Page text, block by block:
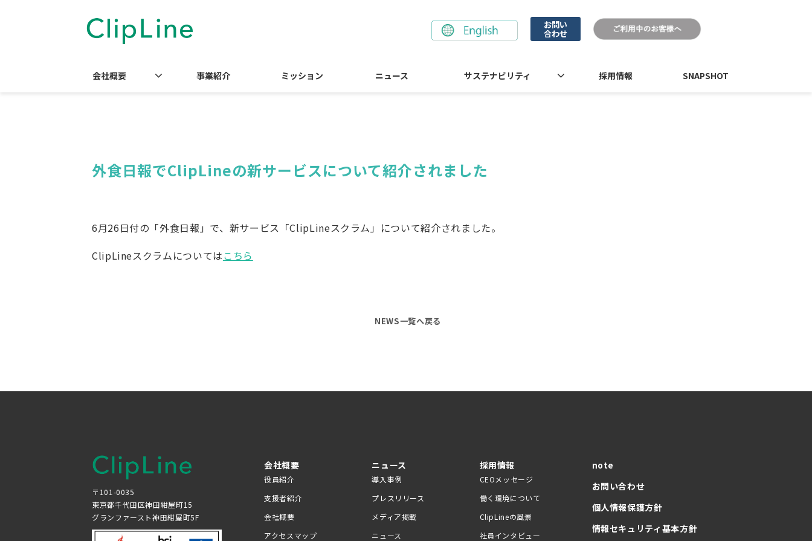
お問い
合わせ
会社概要 事業紹介 ミッション ニュース サステナビリティ 採用情報 SNAPSHOT
外食日報でClipLineの新サービスについて紹介されました
6月26日付の「外食日報」で、新サービス「ClipLineスクラム」について紹介されました。
ClipLineスクラムについてはこちら
NEWS一覧へ戻る
〒101-0035
東京都千代田区神田紺屋町15
グランファースト神田紺屋町5F
会社概要
役員紹介
支援者紹介
会社概要
アクセスマップ
ニュース
導入事例
プレスリリース
メディア掲載
ニュース
採用情報
CEOメッセージ
働く環境について
ClipLineの風景
社員インタビュー
note
お問い合わせ
個人情報保護方針
情報セキュリティ基本方針